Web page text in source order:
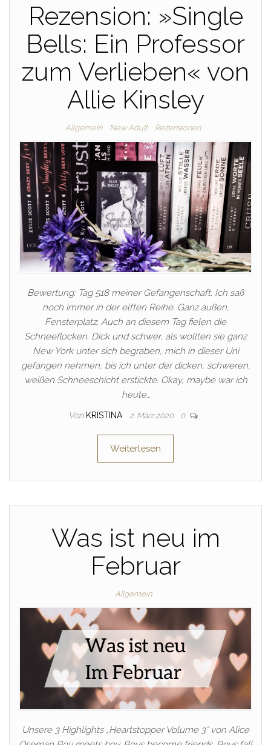
Rezension: »Single
Bells: Ein Professor
zum Verlieben« von
Allie Kinsley
Allgemein New Adult Rezensionen
Bewertung: Tag 518 meiner Gefangenschaft. Ich saß
noch immer in der elften Reihe. Ganz außen,
Fensterplatz. Auch an diesem Tag fielen die
Schneeflocken. Dick und schwer, als wollten sie ganz
New York unter sich begraben, mich in dieser Uni
gefangen nehmen, bis ich unter der dicken, schweren,
weißen Schneeschicht erstickte. Okay, maybe war ich
heute…
Von KRISTINA 2. März 2020 0
Weiterlesen
Was ist neu im
Februar
Allgemein
Unsere 3 Highlights „Heartstopper Volume 3“ von Alice